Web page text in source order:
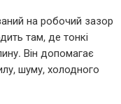
на робочий зазор
там, де тонкі
Він допомагає
шуму, холодного